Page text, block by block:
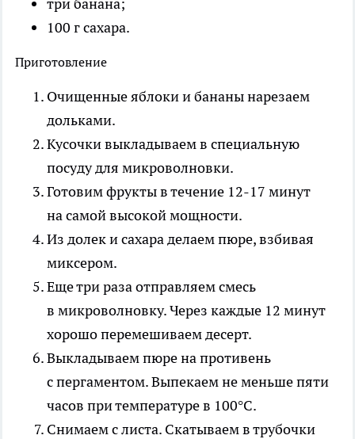
100 г сахара.
Приготовление
Очищенные яблоки и бананы нарезаем
дольками.
Кусочки выкладываем в специальную
посуду для микроволновки.
Готовим фрукты в течение 12-17 минут
на самой высокой мощности.
Из долек и сахара делаем пюре, взбивая
миксером.
Еще три раза отправляем смесь
в микроволновку. Через каждые 12 минут
хорошо перемешиваем десерт.
Выкладываем пюре на противень
с пергаментом. Выпекаем не меньше пяти
часов при температуре в 100°C.
Снимаем с листа. Скатываем в трубочки